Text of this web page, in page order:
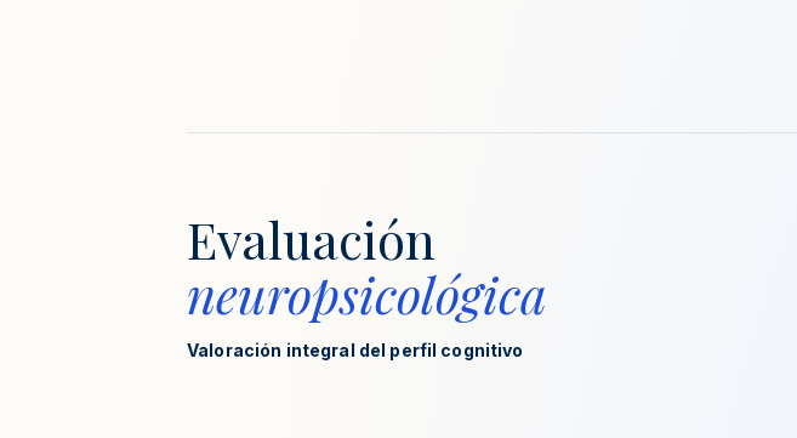
Evaluación
neuropsicológica
Valoración integral del perfil cognitivo